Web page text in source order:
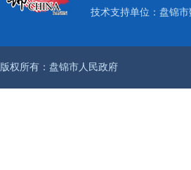
技术支持单位：盘锦
版权所有：盘锦市人民政府